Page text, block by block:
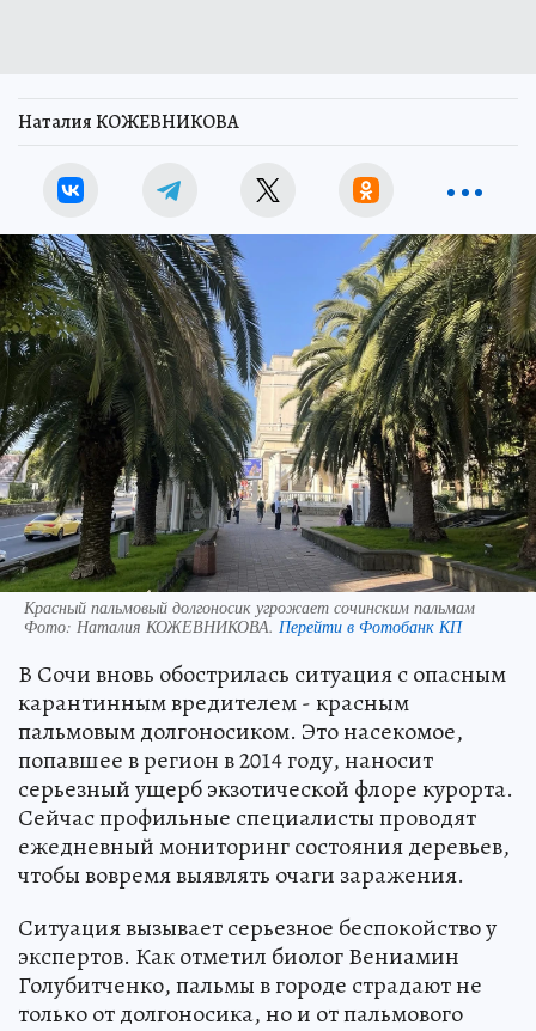
Наталия КОЖЕВНИКОВА
Красный пальмовый долгоносик угрожает сочинским пальмам
Фото: Наталия КОЖЕВНИКОВА. Перейти в Фотобанк КП
В Сочи вновь обострилась ситуация с опасным
карантинным вредителем - красным
пальмовым долгоносиком. Это насекомое,
попавшее в регион в 2014 году, наносит
серьезный ущерб экзотической флоре курорта.
Сейчас профильные специалисты проводят
ежедневный мониторинг состояния деревьев,
чтобы вовремя выявлять очаги заражения.
Ситуация вызывает серьезное беспокойство у
экспертов. Как отметил биолог Вениамин
Голубитченко, пальмы в городе страдают не
только от долгоносика, но и от пальмового